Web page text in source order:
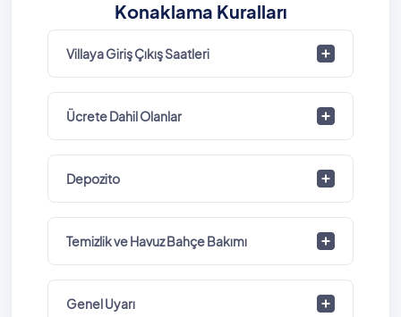
Konaklama Kuralları
Villaya Giriş Çıkış Saatleri
Ücrete Dahil Olanlar
Depozito
Temizlik ve Havuz Bahçe Bakımı
Genel Uyarı